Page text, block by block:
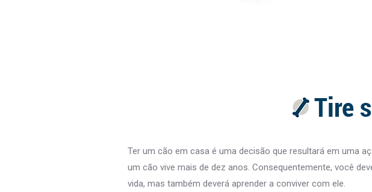
Ter um cão em casa é uma decisão que resultará em uma
um cão vive mais de dez anos. Consequentemente, você
vida, mas também deverá aprender a conviver com ele.